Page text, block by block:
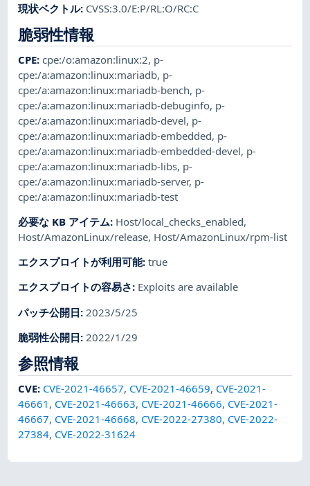
現状ベクトル: CVSS:3.0/E:P/RL:O/RC:C
脆弱性情報
CPE:cpe:/o:amazon:linux:2, p-
cpe:/a:amazon:linux:mariadb, p-
cpe:/a:amazon:linux:mariadb-bench, p-
cpe:/a:amazon:linux:mariadb-debuginfo, p-
cpe:/a:amazon:linux:mariadb-devel, p-
cpe:/a:amazon:linux:mariadb-embedded, p-
cpe:/a:amazon:linux:mariadb-embedded-devel, p-
cpe:/a:amazon:linux:mariadb-libs, p-
cpe:/a:amazon:linux:mariadb-server, p-
cpe:/a:amazon:linux:mariadb-test
必要な KB アイテム: Host/local_checks_enabled,
Host/AmazonLinux/release, Host/AmazonLinux/rpm-list
エクスプロイトが利用可能:true
エクスプロイトの容易さ: Exploits are available
パッチ公開日: 2023/5/25
脆弱性公開日: 2022/1/29
参照情報
CVE: CVE-2021-46657, CVE-2021-46659, CVE-2021-
46661 , CVE-2021-46663, CVE-2021-46666, CVE-2021-
46667, CVE-2021-46668, CVE-2022-27380, CVE-2022-
27384, CVE-2022-31624